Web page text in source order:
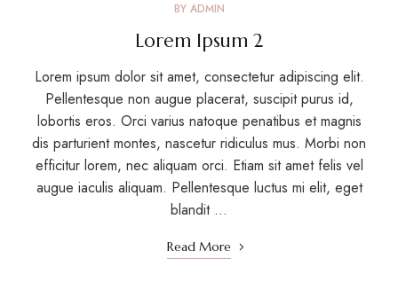
BY ADMIN
Lorem Ipsum 2
Lorem ipsum dolor sit amet, consectetur adipiscing elit.
Pellentesque non augue placerat, suscipit purus id,
lobortis eros. Orci varius natoque penatibus et magnis
dis parturient montes, nascetur ridiculus mus. Morbi non
efficitur lorem, nec aliquam orci. Etiam sit amet felis vel
augue iaculis aliquam. Pellentesque luctus mi elit, eget
blandit …
Read More